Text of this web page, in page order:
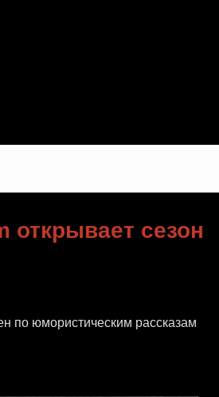
открывает сезон
по юмористическим рассказам